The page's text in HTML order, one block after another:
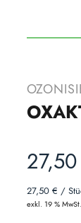
27,50
27,50 € /
exkl. 19 % MwSt.